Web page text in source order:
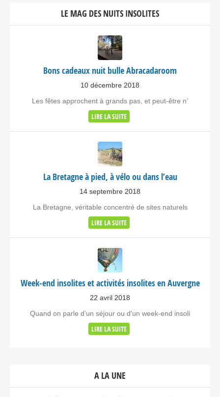
LE MAG DES NUITS INSOLITES
Bons cadeaux nuit bulle Abracadaroom
10 décembre 2018
Les fêtes approchent à grands pas, et peut-être n’
LIRE LA SUITE
La Bretagne à pied, à vélo ou dans l’eau
14 septembre 2018
La Bretagne, véritable concentré de sites naturels
LIRE LA SUITE
Week-end insolites et activités insolites en Auvergne
22 avril 2018
Quand on parle d’un séjour ou d'un week-end insoli
LIRE LA SUITE
A LA UNE